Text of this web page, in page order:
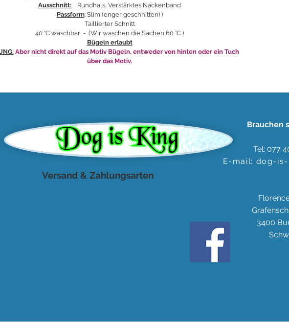
Ausschnitt: Rundhals, Verstärktes Nackenband
Passform: Slim (enger geschnitten) )
Taillierter Schnitt
40 °C waschbar - (Wir waschen die Sachen 60 °C )
Bügeln erlaubt
Aber nicht direkt auf das Motiv Bügeln, entweder von hinten oder ein Tuch
über das Motiv.
Versand & Zahlungsarten
Brauchen
Tel: 077
E-mail: dog-is-
3400